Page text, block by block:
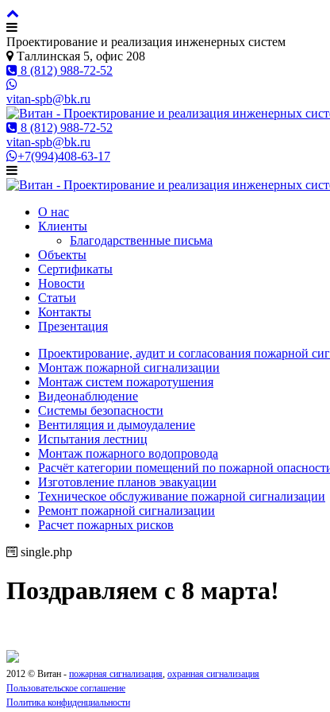
Проектирование и реализация инженерных систем
Таллинская 5, офис 208
8 (812) 988-72-52
vitan-spb@bk.ru
8 (812) 988-72-52
vitan-spb@bk.ru
+7(994)408-63-17
О нас
Клиенты
Благодарственные письма
Объекты
Сертификаты
Новости
Статьи
Контакты
Презентация
Проектирование, аудит и согласования пожарной
Монтаж пожарной сигнализации
Монтаж систем пожаротушения
Видеонаблюдение
Системы безопасности
Вентиляция и дымоудаление
Испытания лестниц
Монтаж пожарного водопровода
Расчёт категории помещений по пожарной
Изготовление планов эвакуации
Техническое обслуживание пожарной сигнализации
Ремонт пожарной сигнализации
Расчет пожарных рисков
single.php
Поздравляем с 8 марта!
2012 © Витан - пожарная сигнализация, охранная сигнализация
Пользовательское соглашение
Политика конфиденциальности